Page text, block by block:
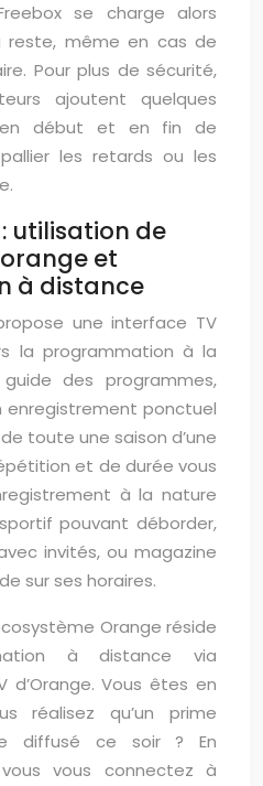
se charge alors
même en cas de
Pour plus de sécurité,
ajoutent quelques
début et en fin de
les retards ou les
utilisation de
et
à distance
une interface TV
la programmation à la
des programmes,
enregistrement ponctuel
toute une saison d’une
et de durée vous
à la nature
pouvant déborder,
invités, ou magazine
sur ses horaires.
Orange réside
à distance via
d’Orange. Vous êtes en
réalisez qu’un prime
diffusé ce soir ? En
vous connectez à